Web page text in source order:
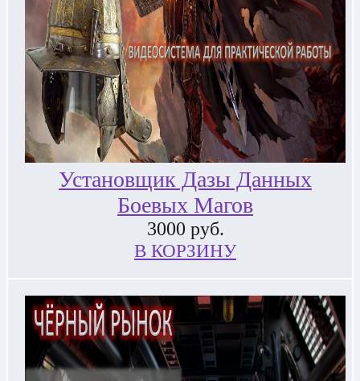
Установщик Дазы Данных
Боевых Магов
3000 руб.
В КОРЗИНУ